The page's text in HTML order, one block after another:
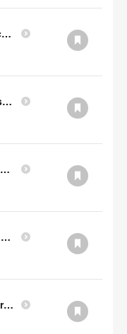
LessThanFive Kollektion Broschüre
GoBright Digitale Signatur Broschüre (auf Englisch)
GoBright x Microsoft Integration (auf Englisch)
GoBright Unternehmensbroschüre (auf Englisch)
Viccarbe Zoco Loungestuhl - Broschüre (auf Englisch)